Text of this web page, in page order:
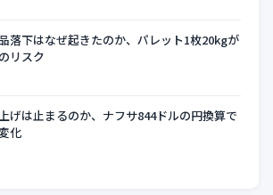
落下はなぜ起きたのか、パレット1枚20kgが
リスク
げは止まるのか、ナフサ844ドルの円換算で
化